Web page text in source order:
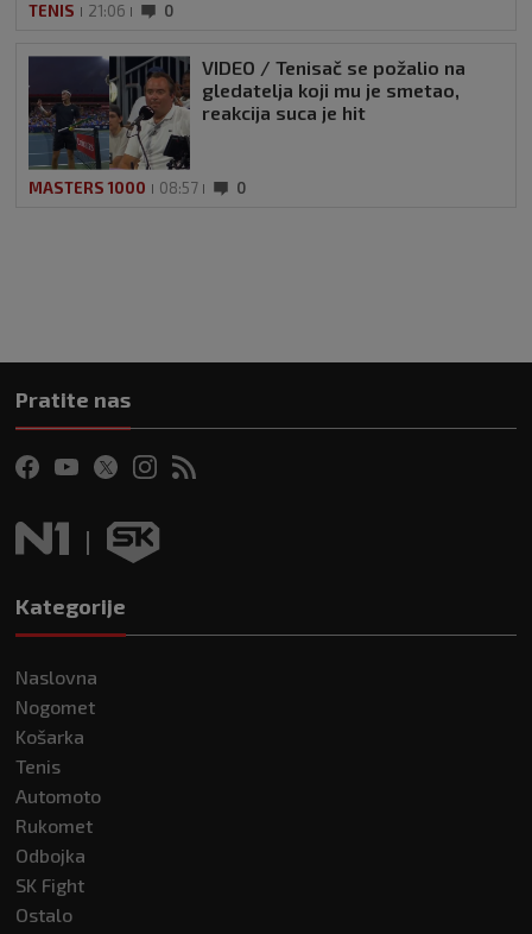
TENIS 21:06 0
VIDEO / Tenisač se požalio na
gledatelja koji mu je smetao,
reakcija suca je hit
MASTERS 1000 08:57 0
Pratite nas
Kategorije
Naslovna
Nogomet
Košarka
Tenis
Automoto
Rukomet
Odbojka
SK Fight
Ostalo